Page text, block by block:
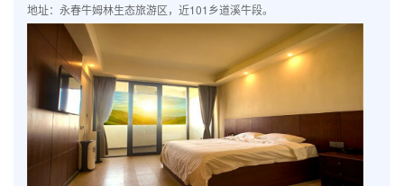
地址：永春牛姆林生态旅游区，近101乡道溪牛段。